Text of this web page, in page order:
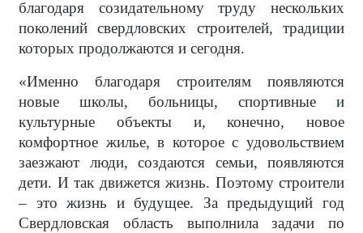
благодаря созидательному труду нескольких
поколений свердловских строителей, традиции
которых продолжаются и сегодня.
«Именно благодаря строителям появляются
новые школы, больницы, спортивные и
культурные объекты и, конечно, новое
комфортное жилье, в которое с удовольствием
заезжают люди, создаются семьи, появляются
дети. И так движется жизнь. Поэтому строители
– это жизнь и будущее. За предыдущий год
Свердловская область выполнила задачи по